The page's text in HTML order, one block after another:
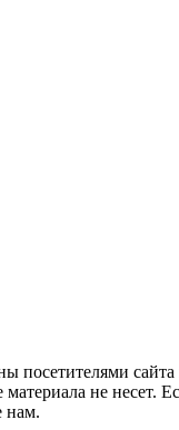
сайта
материала не
нам.